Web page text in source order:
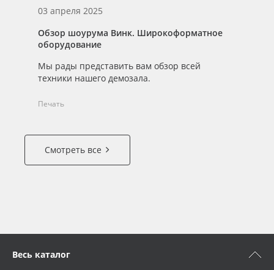
03 апреля 2025
Обзор шоурума Винк. Широкоформатное
оборудование
Мы рады представить вам обзор всей
техники нашего демозала.
Печать
Смотреть все
Весь каталог